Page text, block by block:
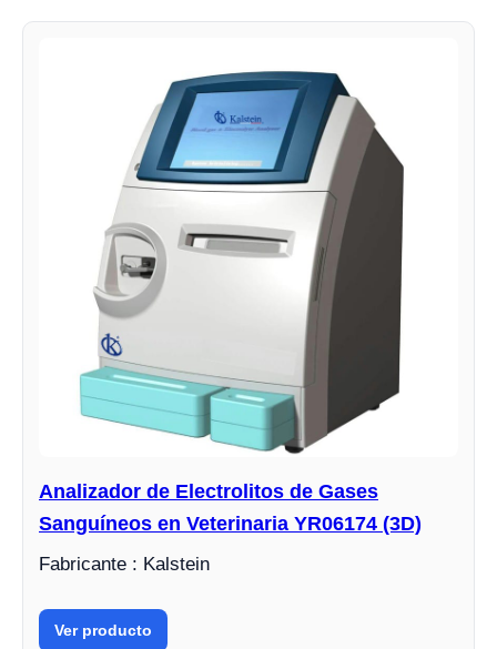
Analizador de Electrolitos de Gases
Sanguíneos en Veterinaria YR06174 (3D)
Fabricante : Kalstein
Ver producto